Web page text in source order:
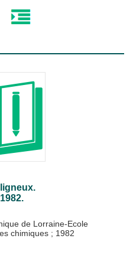
de Lorraine-Ecole
chimiques ; 1982